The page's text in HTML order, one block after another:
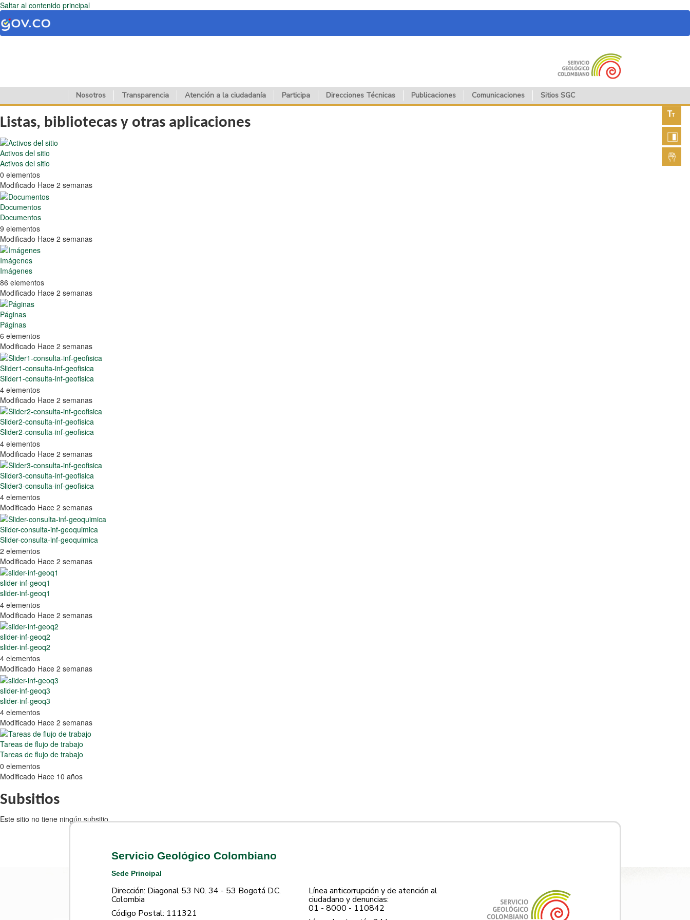
Saltar al contenido principal
Nosotros Transparencia Atención a la ciudadanía Participa Direcciones Técnicas Publicaciones Comunicaciones Sitios SGC
fuente
Listas, bibliotecas y otras aplicaciones
Activos del sitio
Activos del sitio
0 elementos
Modificado Hace 2 semanas
Documentos
Documentos
9 elementos
Modificado Hace 2 semanas
Imágenes
Imágenes
86 elementos
Modificado Hace 2 semanas
Páginas
Páginas
6 elementos
Modificado Hace 2 semanas
Slider1-consulta-inf-geofisica
Slider1-consulta-inf-geofisica
4 elementos
Modificado Hace 2 semanas
Slider2-consulta-inf-geofisica
Slider2-consulta-inf-geofisica
4 elementos
Modificado Hace 2 semanas
Slider3-consulta-inf-geofisica
Slider3-consulta-inf-geofisica
4 elementos
Modificado Hace 2 semanas
Slider-consulta-inf-geoquimica
Slider-consulta-inf-geoquimica
2 elementos
Modificado Hace 2 semanas
slider-inf-geoq1
slider-inf-geoq1
4 elementos
Modificado Hace 2 semanas
slider-inf-geoq2
slider-inf-geoq2
4 elementos
Modificado Hace 2 semanas
slider-inf-geoq3
slider-inf-geoq3
4 elementos
Modificado Hace 2 semanas
Tareas de flujo de trabajo
Tareas de flujo de trabajo
0 elementos
Modificado Hace 10 años
Subsitios
Este sitio no tiene ningún subsitio.
Servicio Geológico Colombiano
Sede Principal
Dirección: Diagonal 53 N0. 34 - 53 Bogotá D.C.
Colombia
Código Postal: 111321
Línea anticorrupción y de atención al
ciudadano y denuncias:
01 - 8000 - 110842